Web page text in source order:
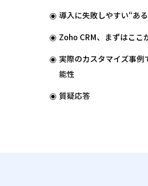
導入に失敗しやすい“あ
Zoho CRM、まずはここ
実際のカスタマイズ事
能性
質疑応答